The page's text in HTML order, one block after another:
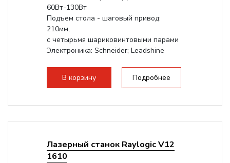
60Вт-130Вт
Подъем стола - шаговый привод:
210мм,
с четырьмя шариковинтовыми парами
Электроника: Schneider; Leadshine
В корзину Подробнее
Лазерный станок Raylogic V12
1610